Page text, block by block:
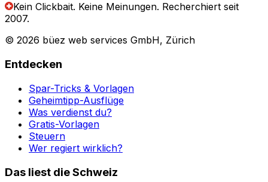
Kein Clickbait. Keine Meinungen. Recherchiert seit
2007.
© 2026 büez web services GmbH, Zürich
Entdecken
Spar-Tricks & Vorlagen
Geheimtipp-Ausflüge
Was verdienst du?
Gratis-Vorlagen
Steuern
Wer regiert wirklich?
Das liest die Schweiz